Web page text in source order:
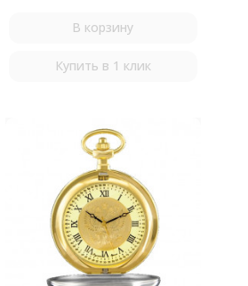
В корзину
Купить в 1 клик